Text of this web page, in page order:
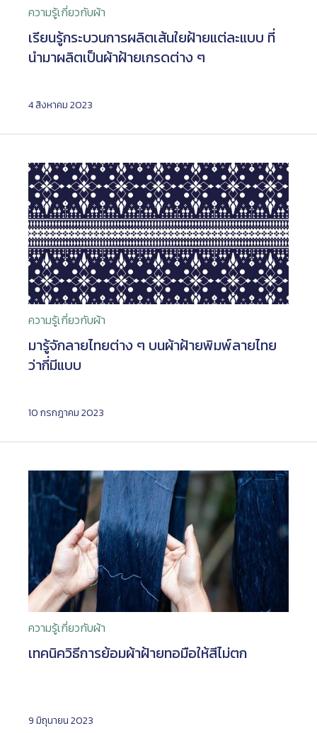
ความรู้เกี่ยวกับผ้า
เรียนรู้กระบวนการผลิตเส้นใยฝ้ายแต่ละแบบ ที่
นำมาผลิตเป็นผ้าฝ้ายเกรดต่าง ๆ
4 สิงหาคม 2023
ความรู้เกี่ยวกับผ้า
มารู้จักลายไทยต่าง ๆ บนผ้าฝ้ายพิมพ์ลายไทย
ว่ากี่มีแบบ
10 กรกฎาคม 2023
ความรู้เกี่ยวกับผ้า
เทคนิควิธีการย้อมผ้าฝ้ายทอมือให้สีไม่ตก
9 มิถุนายน 2023